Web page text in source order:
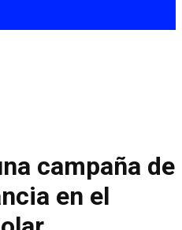
campaña de
en el